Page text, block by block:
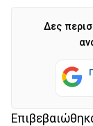
Δες